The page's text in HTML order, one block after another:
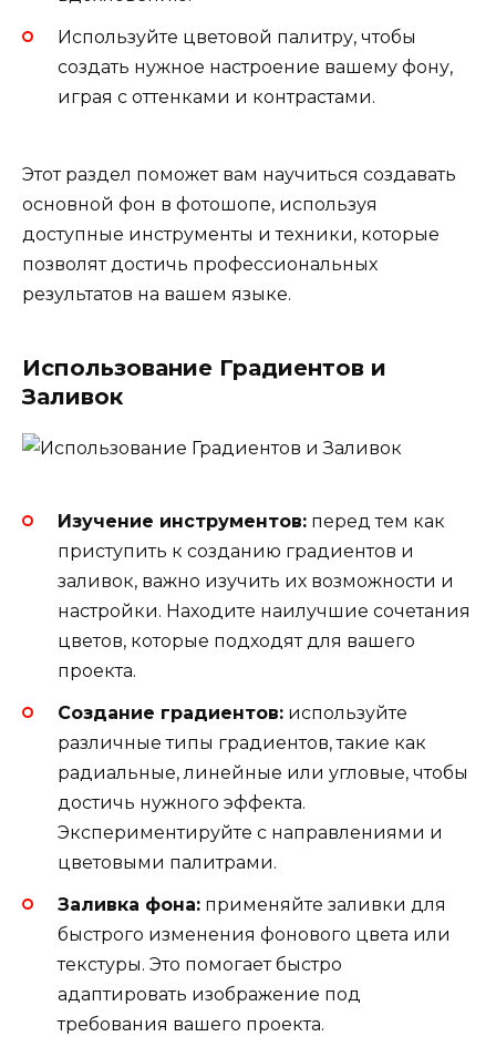
Используйте цветовой палитру, чтобы
создать нужное настроение вашему фону,
играя с оттенками и контрастами.
Этот раздел поможет вам научиться создавать
основной фон в фотошопе, используя
доступные инструменты и техники, которые
позволят достичь профессиональных
результатов на вашем языке.
Использование Градиентов и
Заливок
Изучение инструментов: перед тем как
приступить к созданию градиентов и
заливок, важно изучить их возможности и
настройки. Находите наилучшие сочетания
цветов, которые подходят для вашего
проекта.
Создание градиентов: используйте
различные типы градиентов, такие как
радиальные, линейные или угловые, чтобы
достичь нужного эффекта.
Экспериментируйте с направлениями и
цветовыми палитрами.
Заливка фона: применяйте заливки для
быстрого изменения фонового цвета или
текстуры. Это помогает быстро
адаптировать изображение под
требования вашего проекта.